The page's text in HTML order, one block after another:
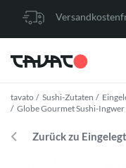
tavato Sushi-Zutaten
Globe Gourmet Sushi-Ingwer
Zurück zu